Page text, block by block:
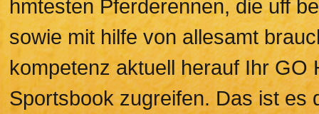
hmtesten Pferderennen, die uff
sowie mit hilfe von allesamt
kompetenz aktuell herauf Ihr
Sportsbook zugreifen. Das ist es